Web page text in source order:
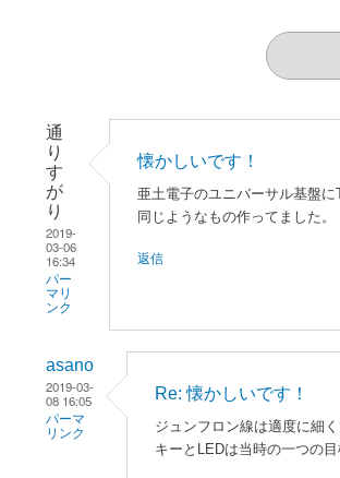
通
り
す
が
り
2019-
03-06
16:34
パー
マリ
ンク
懐かしいです！
亜土電子のユニバーサル基盤
同じようなもの作ってました。
返信
asano
2019-03-
08 16:05
パーマ
リンク
Re: 懐かしいです！
ジュンフロン線は適度に細
キーとLEDは当時の一つの目